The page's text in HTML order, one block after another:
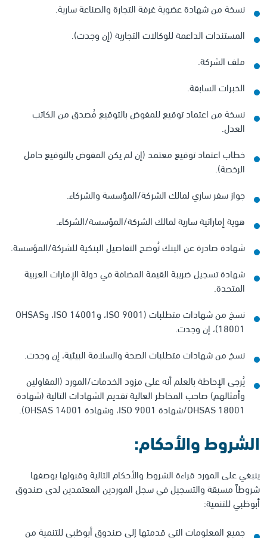
نسخة من شهادة عضوية غرفة التجارة والصناعة سارية.
المستندات الداعمة للوكالات التجارية (إن وجدت).
ملف الشركة.
الخبرات السابقة.
نسخة من اعتماد توقيع للمفوض بالتوقيع مُصدق من الكاتب
العدل.
خطاب اعتماد توقيع معتمد (إن لم يكن المفوض بالتوقيع حامل
الرخصة).
جواز سفر ساري لمالك الشركة/المؤسسة والشركاء.
هوية إماراتية سارية لمالك الشركة/المؤسسة/الشركاء.
شهادة صادرة عن البنك تُوضح التفاصيل البنكية للشركة/المؤسسة.
شهادة تسجيل ضريبة القيمة المضافة في دولة الإمارات العربية
المتحدة.
نسخ من شهادات متطلبات (ISO 9001، وISO 14001، وOHSAS
18001)، إن وجدت.
نسخ من شهادات متطلبات الصحة والسلامة البيئية، إن وجدت.
يُرجى الإحاطة بالعلم أنه على مزود الخدمات/المورد (المقاولين
وأمثالهم) صاحب المخاطر العالية تقديم الشهادات التالية (شهادة
OHSAS 18001/شهادة ISO 9001، وشهادة OHSAS 14001).
الشروط والأحكام:
ينبغي على المورد قراءة الشروط والأحكام التالية وقبولها بوصفها
شروطاً مسبقة والتسجيل في سجل الموردين المعتمدين لدى صندوق
أبوظبي للتنمية:
جميع المعلومات التي قدمتها إلى صندوق أبوظبي للتنمية من